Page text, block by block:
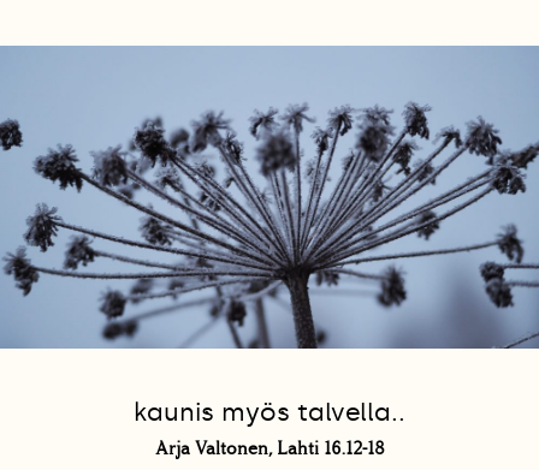
kaunis myös talvella..
Arja Valtonen, Lahti 16.12-18